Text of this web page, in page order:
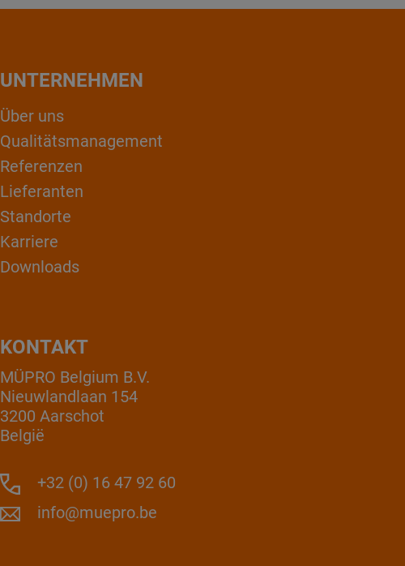
UNTERNEHMEN
Über uns
Qualitätsmanagement
Referenzen
Lieferanten
Standorte
Karriere
Downloads
KONTAKT
MÜPRO Belgium B.V.
Nieuwlandlaan 154
3200 Aarschot
België
+32 (0) 16 47 92 60
info@muepro.be